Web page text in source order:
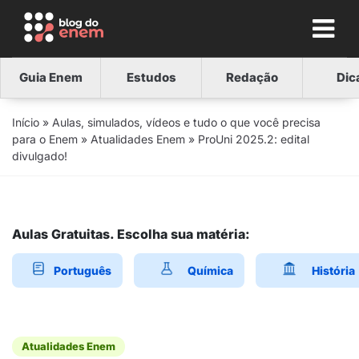
Guia Enem Estudos Redação
Início » Aulas, simulados, vídeos e tudo o que você precisa
para o Enem » Atualidades Enem » ProUni 2025.2: edital
divulgado!
Aulas Gratuitas. Escolha sua matéria:
Português Química História
Atualidades Enem